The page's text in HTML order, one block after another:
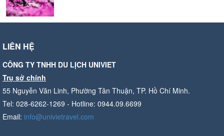
LIÊN HỆ
CÔNG TY TNHH DU LỊCH UNIVIET
Trụ sở chính
55 Nguyễn Văn Linh, Phường Tân Thuận, TP. Hồ Chí Minh.
Tel: 028-6262-1269 - Hotline: 0944.09.6699
Email: info@univietravel.com